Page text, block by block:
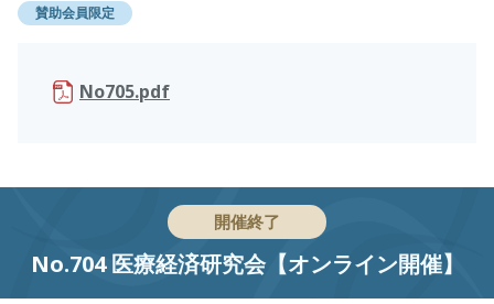
賛助会員限定
No705.pdf
開催終了
No.704 医療経済研究会【オンライン開催】